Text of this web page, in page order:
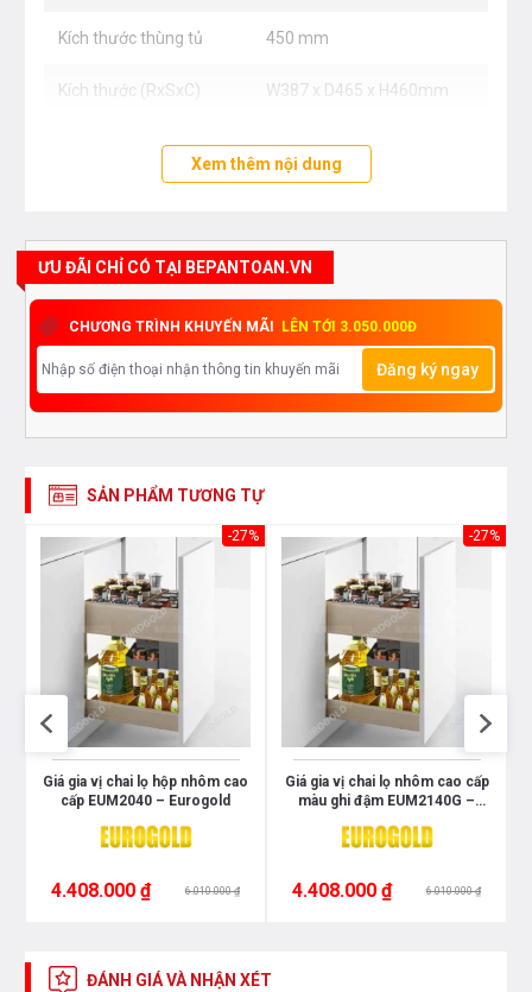
Kích thước thùng tủ 450 mm
Kích thước (RxSxC) W387 x D465 x H460mm
Xem thêm nội dung
ƯU ĐÃI CHỈ CÓ TẠI BEPANTOAN.VN
CHƯƠNG TRÌNH KHUYẾN MÃI LÊN TỚI 3.050.000Đ
Đăng ký ngay
SẢN PHẨM TƯƠNG TỰ
-27%
Giá gia vị chai lọ hộp nhôm cao
cấp EUM2040 – Eurogold
4.408.000 ₫ 6.010.000 ₫
-27%
Giá gia vị chai lọ nhôm cao cấp
màu ghi đậm EUM2140G –
4.408.000 ₫ 6.010.000 ₫
ĐÁNH GIÁ VÀ NHẬN XÉT